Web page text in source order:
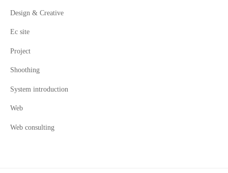
Design & Creative
Ec site
Project
Shoothing
System introduction
Web
Web consulting